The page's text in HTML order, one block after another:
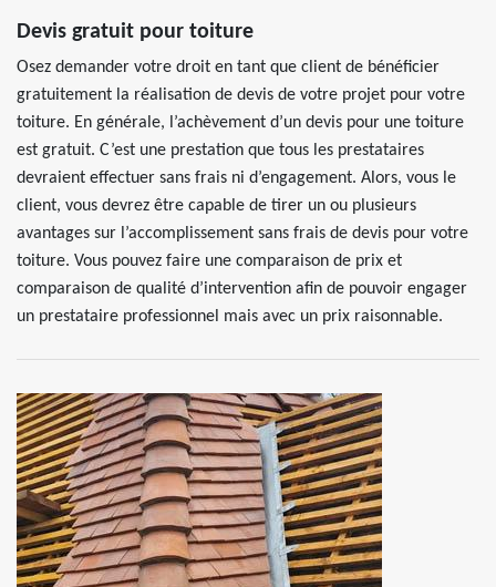
Devis gratuit pour toiture
Osez demander votre droit en tant que client de bénéficier
gratuitement la réalisation de devis de votre projet pour votre
toiture. En générale, l’achèvement d’un devis pour une toiture
est gratuit. C’est une prestation que tous les prestataires
devraient effectuer sans frais ni d’engagement. Alors, vous le
client, vous devrez être capable de tirer un ou plusieurs
avantages sur l’accomplissement sans frais de devis pour votre
toiture. Vous pouvez faire une comparaison de prix et
comparaison de qualité d’intervention afin de pouvoir engager
un prestataire professionnel mais avec un prix raisonnable.